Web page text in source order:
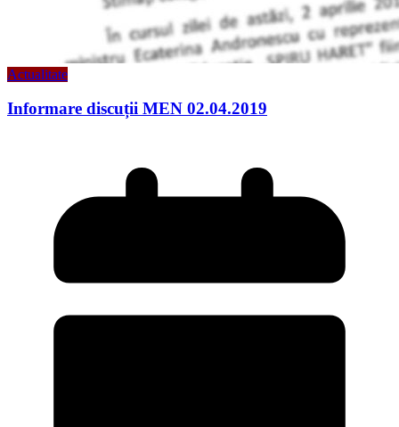
Actualitate
Informare discuții MEN 02.04.2019